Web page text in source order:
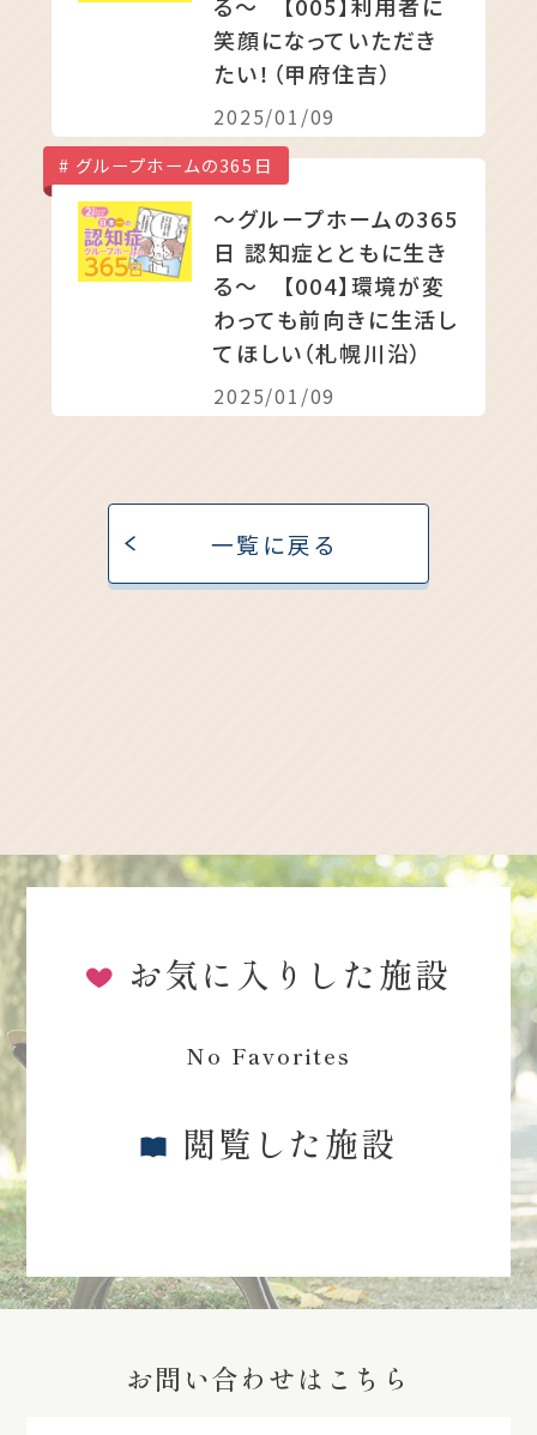
る〜 【005】利用者に
笑顔になっていただき
たい！（甲府住吉）
2025/01/09
グループホームの365日
〜グループホームの365
日 認知症とともに生き
る〜 【004】環境が変
わっても前向きに生活し
てほしい（札幌川沿）
2025/01/09
一覧に戻る
お気に入りした施設
No Favorites
閲覧した施設
お問い合わせはこちら